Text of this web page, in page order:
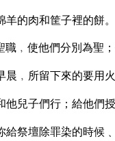
的肉和筐子裡的餅。
﹐使他們分別為聖
﹐所留下來的要用
兒子們行；給他們
祭壇除罪染的時候